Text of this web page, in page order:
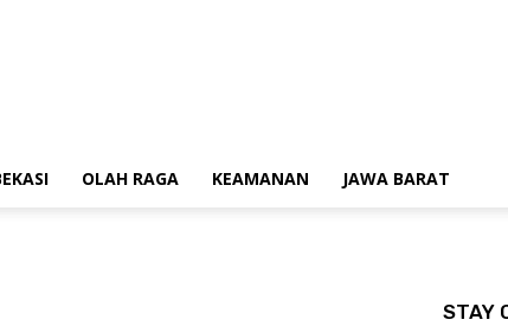
OLAH RAGA KEAMANAN JAWA BARAT
STAY